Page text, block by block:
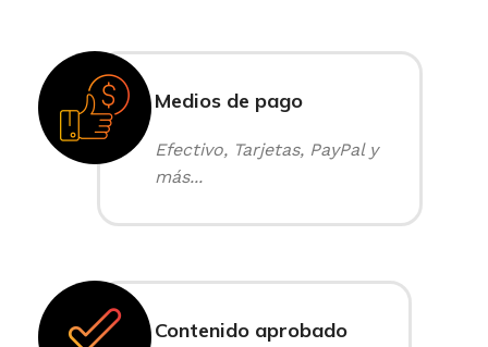
Medios de pago
Efectivo, Tarjetas, PayPal y
más...
Contenido aprobado